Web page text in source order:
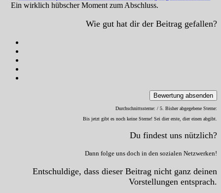
Ein wirklich hübscher Moment zum Abschluss.
Wie gut hat dir der Beitrag gefallen?
Bewertung absenden
Durchschnittssterne: / 5. Bisher abgegebene Sterne:
Bis jetzt gibt es noch keine Sterne! Sei dier erste, dier einen abgibt.
Du findest uns nützlich?
Dann folge uns doch in den sozialen Netzwerken!
Entschuldige, dass dieser Beitrag nicht ganz deinen
Vorstellungen entsprach.